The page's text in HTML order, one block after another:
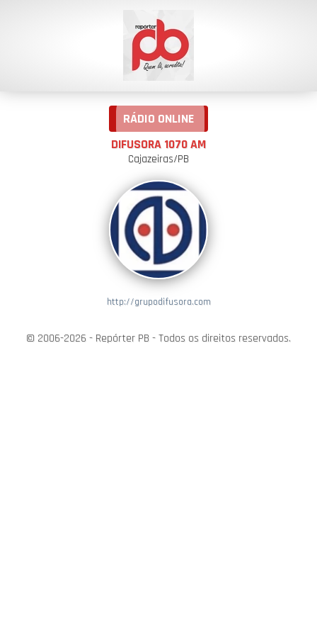
RÁDIO ONLINE
DIFUSORA 1070 AM
Cajazeiras/PB
http://grupodifusora.com
© 2006-2026 - Repórter PB - Todos os direitos reservados.